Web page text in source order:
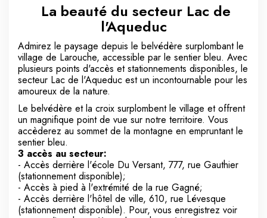
La beauté du secteur Lac de
l'Aqueduc
Admirez le paysage depuis le belvédère surplombant le
village de Larouche, accessible par le sentier bleu. Avec
plusieurs points d'accès et stationnements disponibles, le
secteur Lac de l'Aqueduc est un incontournable pour les
amoureux de la nature.
Le belvédère et la croix surplombent le village et offrent
un magnifique point de vue sur notre territoire. Vous
accèderez au sommet de la montagne en empruntant le
sentier bleu.
3 accès au secteur:
- Accès derrière l'école Du Versant, 777, rue Gauthier
(stationnement disponible);
- Accès à pied à l'extrémité de la rue Gagné;
- Accès derrière l'hôtel de ville, 610, rue Lévesque
(stationnement disponible). Pour, vous enregistrez voir